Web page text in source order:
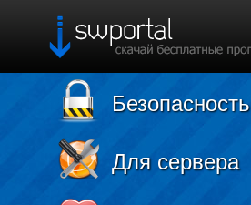
Безопасность
Для сервера